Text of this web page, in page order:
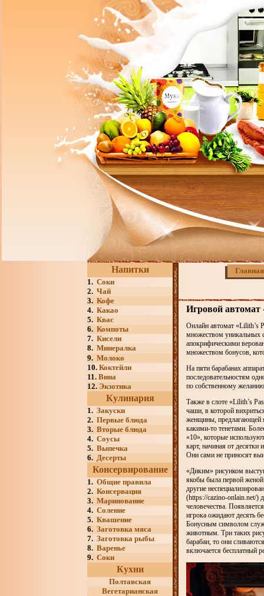
Напитки
1. Соки
2. Чай
3. Кофе
4. Какао
5. Квас
6. Компоты
7. Кисели
8. Минералка
9. Молоко
10. Коктейли
11. Вина
12. Экзотика
Кулинария
1. Закуски
2. Первые блюда
3. Вторые блюда
4. Соусы
5. Выпечка
6. Десерты
Консервирование
1. Общие правила
2. Консервация
3. Маринование
4. Соление
5. Квашение
6. Заготовка мяса
7. Заготовка рыбы
8. Варенье
9. Соки
Кухни
Полтавская
Вегетарианская
Главная
Игровой автомат
Онлайн автомат «Lilith’s
множеством уникальных
апокрифическими
множеством бонусов,
На пяти барабанах
последовательностям
по собственному
Также в слоте «Lilith’s
чаши, в которой
женщины, предлагающей
какими-то тенетами.
«10», которые
карт, начиная от
Они сами не приносят
«Диким» рисунком
якобы была первой
другие
(https://cazino-onlain.net/)
человечества.
игрока ожидают десять
Бонусным символом
животным. Три таких
барабан, то они
включается бесплатный